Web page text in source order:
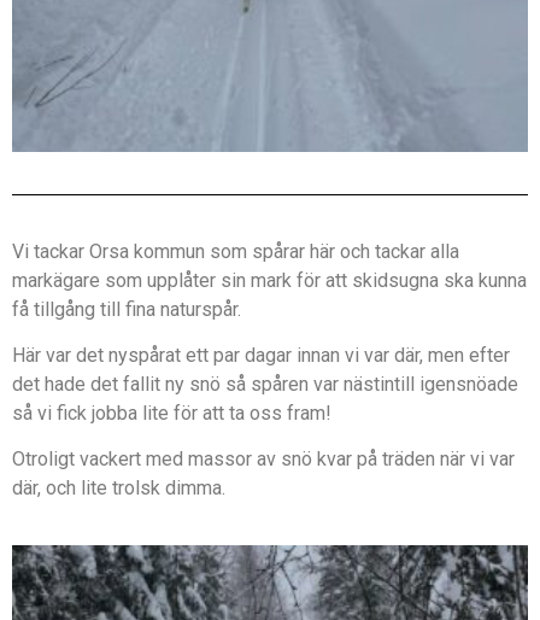
Vi tackar Orsa kommun som spårar här och tackar alla
markägare som upplåter sin mark för att skidsugna ska kunna
få tillgång till fina naturspår.
Här var det nyspårat ett par dagar innan vi var där, men efter
det hade det fallit ny snö så spåren var nästintill igensnöade
så vi fick jobba lite för att ta oss fram!
Otroligt vackert med massor av snö kvar på träden när vi var
där, och lite trolsk dimma.